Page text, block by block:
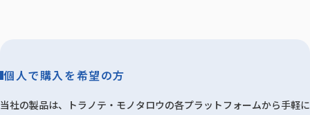
個人で購入を希望の方
当社の製品は、トラノテ・モノタロウの各プラットフォームから手軽に